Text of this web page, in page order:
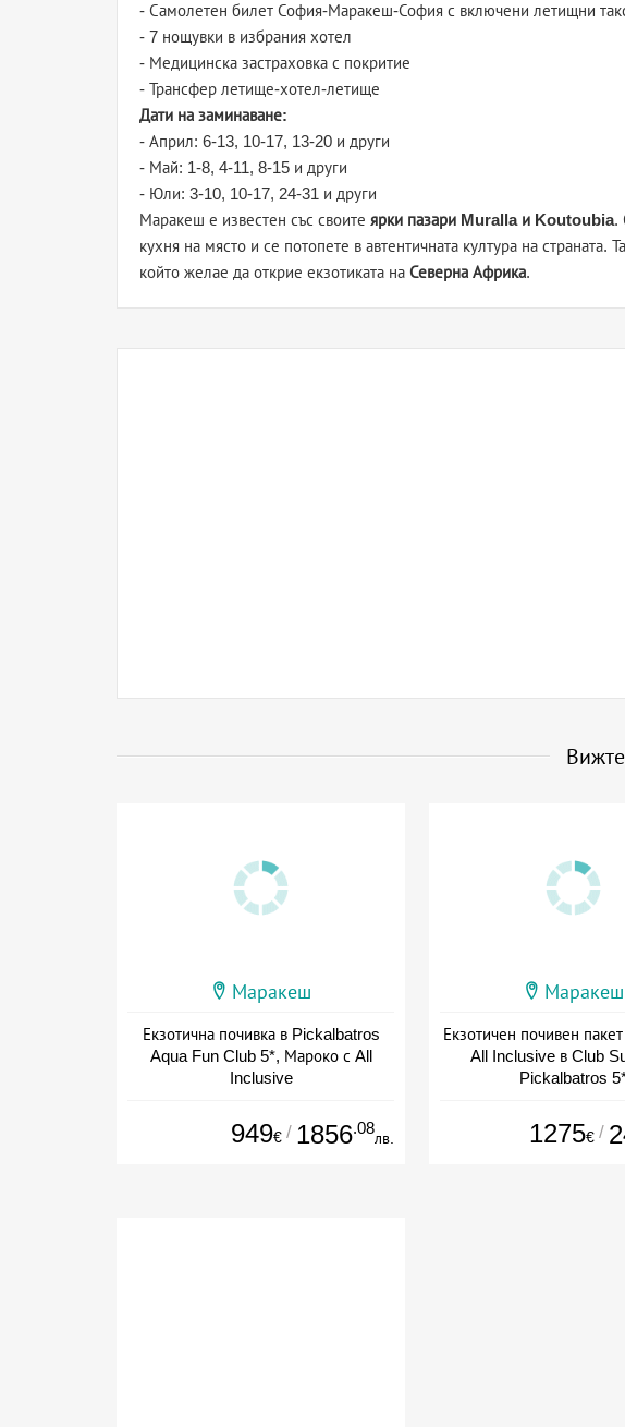
- Самолетен билет София-Маракеш-София с включени летищни
- 7 нощувки в избрания хотел
- Медицинска застраховка с покритие
- Трансфер летище-хотел-летище
Дати на заминаване:
- Април: 6-13, 10-17, 13-20 и други
- Май: 1-8, 4-11, 8-15 и други
- Юли: 3-10, 10-17, 24-31 и други
Маракеш е известен със своите ярки пазари Muralla и Koutoubia.
кухня на място и се потопете в автентичната култура на страната.
който желае да открие екзотиката на Северна Африка.
Маракеш
Екзотична почивка в Pickalbatros
Aqua Fun Club 5*, Мароко с All
Inclusive
949€ / 1856.08
лв.
Маракеш
Екзотичен почивен
All Inclusive в Club
Pickalbatros
1275€ /